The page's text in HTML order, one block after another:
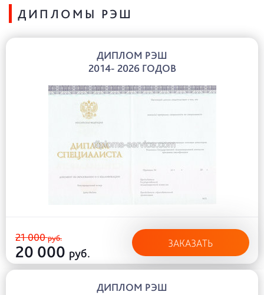
ДИПЛОМЫ РЭШ
ДИПЛОМ РЭШ
2014- 2026 ГОДОВ
21 000руб.
20 000 руб.
ЗАКАЗАТЬ
ДИПЛОМ РЭШ